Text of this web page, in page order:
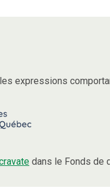
expressions
dans le Fonds de